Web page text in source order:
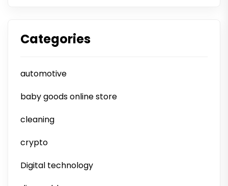
Categories
automotive
baby goods online store
cleaning
crypto
Digital technology